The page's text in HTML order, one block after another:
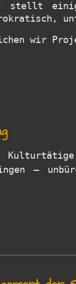
stellt
wir
Kulturtätige
–